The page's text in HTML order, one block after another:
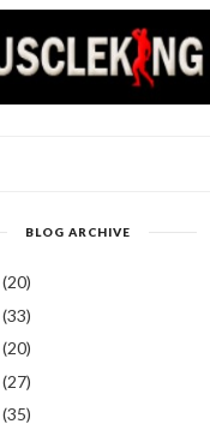
BLOG ARCHIVE
(20)
(33)
(20)
(27)
(35)